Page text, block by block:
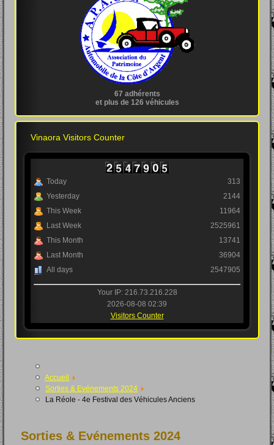
67 adhérents
et plus de 126 véhicules
Vinaora Visitors Counter
Today
Yesterday
This Week
Last Week
This Month
Last Month
All days
313
2144
11964
2525961
13741
36904
2547905
Your IP: 216.73.216.228
2026-08-08 02:39
Visitors Counter
Accueil
Sorties & Evénements 2024
La Réole - 4e Festival des Véhicules Anciens
Sorties & Evénements 2024